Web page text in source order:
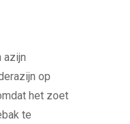
azijn
op
het zoet
te